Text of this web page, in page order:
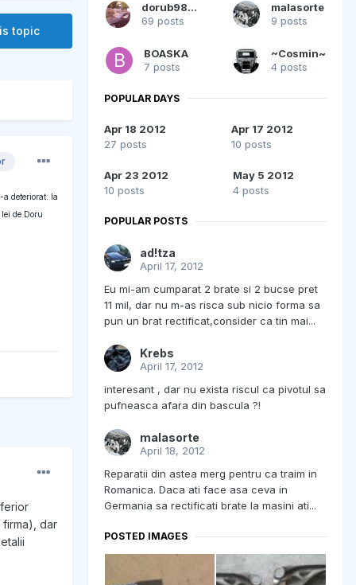
topic
deteriorat. la
de Doru
firma), dar
dorub98nic
69 posts
malasorte
9 posts
BOASKA
7 posts
~Cosmin~
4 posts
POPULAR DAYS
Apr 18 2012
27 posts
Apr 17 2012
10 posts
Apr 23 2012
10 posts
May 5 2012
4 posts
POPULAR POSTS
ad!tza
April 17, 2012
Eu mi-am cumparat 2 brate si 2 bucse pret
11 mil, dar nu m-as risca sub nicio forma sa
pun un brat rectificat,consider ca tin mai...
Krebs
April 17, 2012
interesant , dar nu exista riscul ca pivotul sa
pufneasca afara din bascula ?!
malasorte
April 18, 2012
Reparatii din astea merg pentru ca traim in
Romanica. Daca ati face asa ceva in
Germania sa rectificati brate la masini ati...
POSTED IMAGES